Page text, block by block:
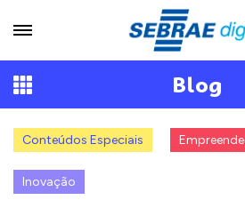
Blog
Conteúdos Especiais
Inovação